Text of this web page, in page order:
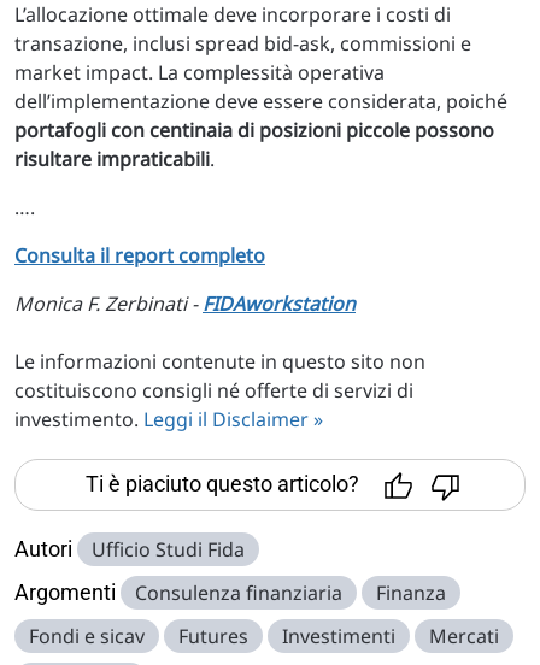
L’allocazione ottimale deve incorporare i costi di
transazione, inclusi spread bid-ask, commissioni e
market impact. La complessità operativa
dell’implementazione deve essere considerata, poiché
portafogli con centinaia di posizioni piccole possono
risultare impraticabili.
….
Consulta il report completo
Monica F. Zerbinati -FIDAworkstation
Le informazioni contenute in questo sito non
costituiscono consigli né offerte di servizi di
investimento. Leggi il Disclaimer »
Ti è piaciuto questo articolo?
Autori Ufficio Studi Fida
Argomenti Consulenza finanziaria
Finanza
Fondi e sicav
Futures Investimenti
Mercati